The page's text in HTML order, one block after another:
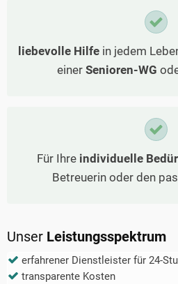
liebevolle Hilfe in jedem
einer Senioren-WG
Für Ihre individuelle
Betreuerin oder den
Unser Leistungsspektrum
erfahrener Dienstleister für 24-
transparente Kosten